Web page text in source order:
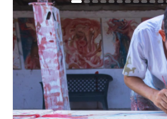
Moral, de Lyra Ekström
Traducción de Car...
Revolución, de Hugo
Libros del Asteroid...
«La música ha sido el
mi vida». Esthe...
«El barman del Ritz»,
Collin. Traducci...
Mañanas de editorial,
Bocaccio